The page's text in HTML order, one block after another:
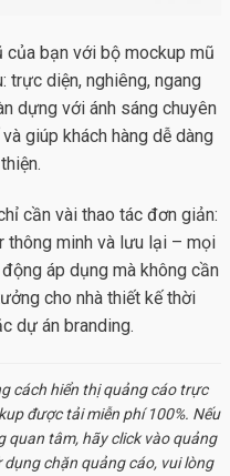
của bạn với bộ mockup mũ
trực diện, nghiêng, ngang
dựng với ánh sáng chuyên
giúp khách hàng dễ dàng
cần vài thao tác đơn giản:
thông minh và lưu lại – mọi
áp dụng mà không cần
cho nhà thiết kế thời
dự án branding.
cách hiển thị quảng cáo trực
được tải miễn phí 100%. Nếu
quan tâm, hãy click vào quảng
chặn quảng cáo, vui lòng